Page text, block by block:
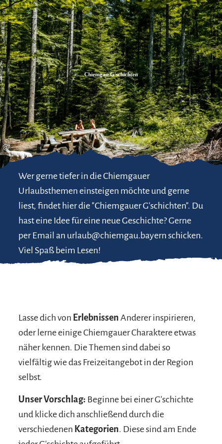
Zum
Inhalt
Zur
Suche
Zum
Footer
©
Chiemgau G'schichten
Wer gerne tiefer in die Chiemgauer
Urlaubsthemen einsteigen möchte und gerne
liest, findet hier die "Chiemgauer G'schichten". Du
hast eine Idee für eine neue Geschichte? Gerne
per Email an urlaub@chiemgau.bayern schicken.
Viel Spaß beim Lesen!
Lasse dich von Erlebnissen Anderer inspirieren,
oder lerne einige Chiemgauer Charaktere etwas
näher kennen. Die Themen sind dabei so
vielfältig wie das Freizeitangebot in der Region
selbst.
Unser Vorschlag: Beginne bei einer G'schichte
und klicke dich anschließend durch die
verschiedenen Kategorien. Diese sind am Ende